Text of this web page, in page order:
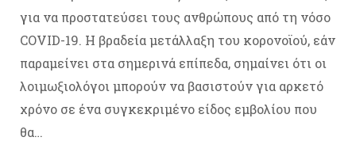
για να προστατεύσει τους ανθρώπους από τη νόσο
COVID-19. Η βραδεία μετάλλαξη του κορονοϊού, εάν
παραμείνει στα σημερινά επίπεδα, σημαίνει ότι οι
λοιμωξιολόγοι μπορούν να βασιστούν για αρκετό
χρόνο σε ένα συγκεκριμένο είδος εμβολίου που
θα…